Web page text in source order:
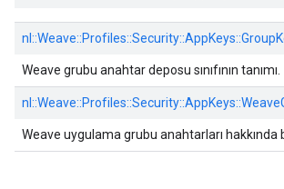
nl::Weave::Profiles::Security::AppKeys::
Weave grubu anahtar deposu sınıfının tanımı.
nl::Weave::Profiles::Security::AppKeys::
Weave uygulama grubu anahtarları hakkında